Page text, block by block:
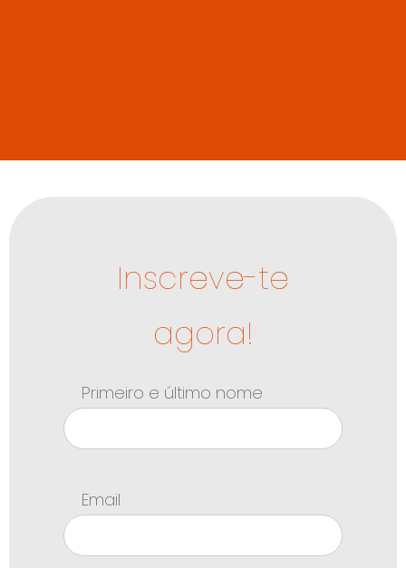
Inscreve-te
agora!
Primeiro e último nome
Email